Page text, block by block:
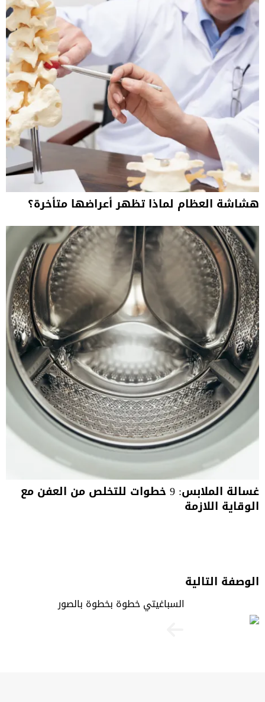
هشاشة العظام لماذا تظهر أعراضها متأخرة؟
غسالة الملابس: 9 خطوات للتخلص من العفن مع
الوقاية اللازمة
الوصفة التالية
السباغيتي خطوة بخطوة بالصور